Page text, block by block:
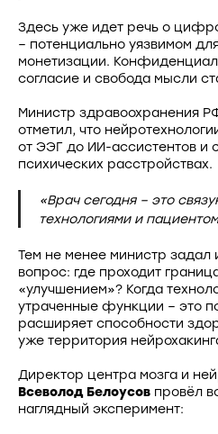
Здесь уже идет речь о
– потенциально уязвимом
монетизации.
согласие и свобода мысли
Министр здравоохранения
отметил, что
от ЭЭГ до ИИ-ассистентов и
психических расстройствах.
«Врач сегодня – это
технологиями и
Тем не менее министр задал
вопрос: где проходит
«улучшением»? Когда
утраченные функции – это
расширяет способности
уже территория
Директор центра мозга и
Всеволод Белоусов провёл
наглядный эксперимент: